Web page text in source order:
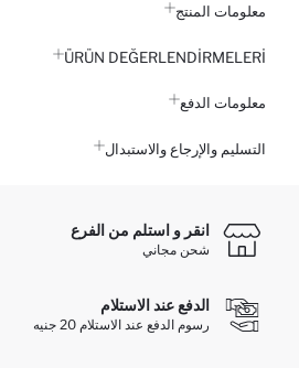
معلومات المنتج
ÜRÜN DEĞERLENDİRMELERİ
معلومات الدفع
التسليم والإرجاع والاستبدال
انقر و استلم من الفرع
شحن مجاني
الدفع عند الاستلام
رسوم الدفع عند الاستلام 20 جنيه